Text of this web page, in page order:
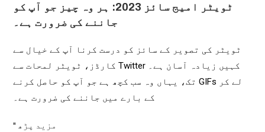
ٹویٹر امیج سائز 2023: ہر وہ چیز جو آپ کو
جاننے کی ضرورت ہے۔
ٹویٹر کی تصویر کے سائز کو درست کرنا آپ کے خیال سے
کہیں زیادہ آسان ہے۔ Twitter کارڈز، ٹویٹر لمحات سے
لے کر GIFs تک، یہاں وہ سب کچھ ہے جو آپ کو حاصل کرنے
کے بارے میں جاننے کی ضرورت ہے۔
مزید پڑھ "